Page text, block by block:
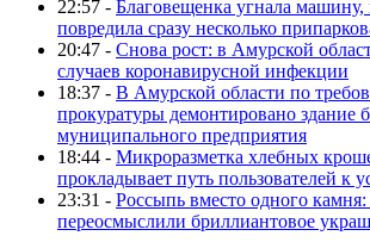
22:57 - Благовещенка угнала
повредила сразу несколько
20:47 - Снова рост: в Амурской
случаев коронавирусной инфекции
18:37 - В Амурской области по
прокуратуры демонтировано здание
муниципального предприятия
18:44 - Микроразметка хлебных
прокладывает путь пользователей к
23:31 - Россыпь вместо одного
переосмыслили бриллиантовое